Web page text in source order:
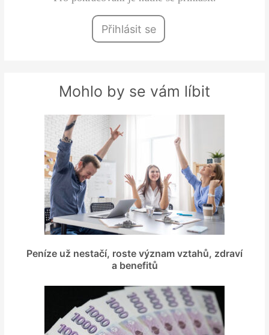
Přihlásit se
Mohlo by se vám líbit
Peníze už nestačí, roste význam vztahů, zdraví
a benefitů